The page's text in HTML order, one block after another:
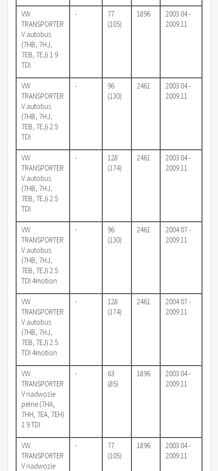
VW
TRANSPORTER
V autobus
(7HB, 7HJ,
7EB, 7EJ) 1.9
TDI
-
77
(105)
1896
2003.04 -
2009.11
VW
TRANSPORTER
V autobus
(7HB, 7HJ,
7EB, 7EJ) 2.5
TDI
-
96
(130)
2461
2003.04 -
2009.11
VW
TRANSPORTER
V autobus
(7HB, 7HJ,
7EB, 7EJ) 2.5
TDI
-
128
(174)
2461
2003.04 -
2009.11
VW
TRANSPORTER
V autobus
(7HB, 7HJ,
7EB, 7EJ) 2.5
TDI 4motion
-
96
(130)
2461
2004.07 -
2009.11
VW
TRANSPORTER
V autobus
(7HB, 7HJ,
7EB, 7EJ) 2.5
TDI 4motion
-
128
(174)
2461
2004.07 -
2009.11
VW
TRANSPORTER
V nadwozie
pełne (7HA,
7HH, 7EA, 7EH)
1.9 TDI
-
63
(85)
1896
2003.04 -
2009.11
VW
TRANSPORTER
V nadwozie
-
77
(105)
1896
2003.04 -
2009.11